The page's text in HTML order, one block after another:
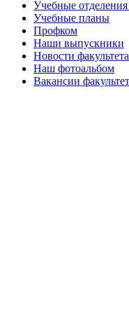
Учебные
Учебные планы
Профком
Наши выпускники
Новости факультета
Наш фотоальбом
Вакансии